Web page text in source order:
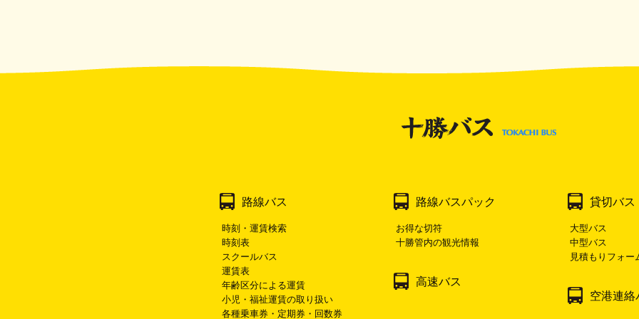
路線バス
時刻・運賃検索
時刻表
スクールバス
運賃表
年齢区分による運賃
小児・福祉運賃の取り扱い
各種乗車券・定期券・回数券
路線バスパック
お得な切符
十勝管内の観光情報
高速バス
貸切バス
大型バス
中型バス
見積もりフォー
空港連絡